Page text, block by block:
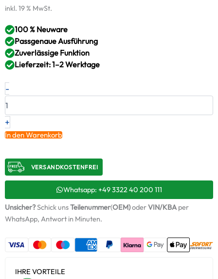
inkl. 19 % MwSt.
100 % Neuware
Passgenaue Ausführung
Zuverlässige Funktion
Lieferzeit: 1–2 Werktage
-
Neuer
Original
PORSCHE
3.0
Carrera
–
9A212303202AS02
/
+
Starter-
Keramiköl
+
In den Warenkorb
VERSANDKOSTENFREI​
Whatsapp: +49 3322 40 200 111
Unsicher?Schick unsTeilenummer(OEM)oderVIN/KBAper
WhatsApp, Antwort in Minuten.
IHRE VORTEILE